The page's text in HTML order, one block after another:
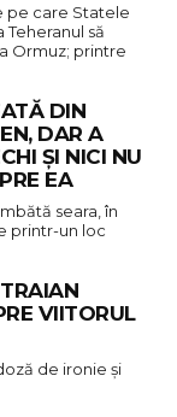
pe care Statele
să
Ormuz; printre
DIN
DAR A
ȘI NICI NU
EA
seara, în
printr-un loc
VIITORUL
de ironie și